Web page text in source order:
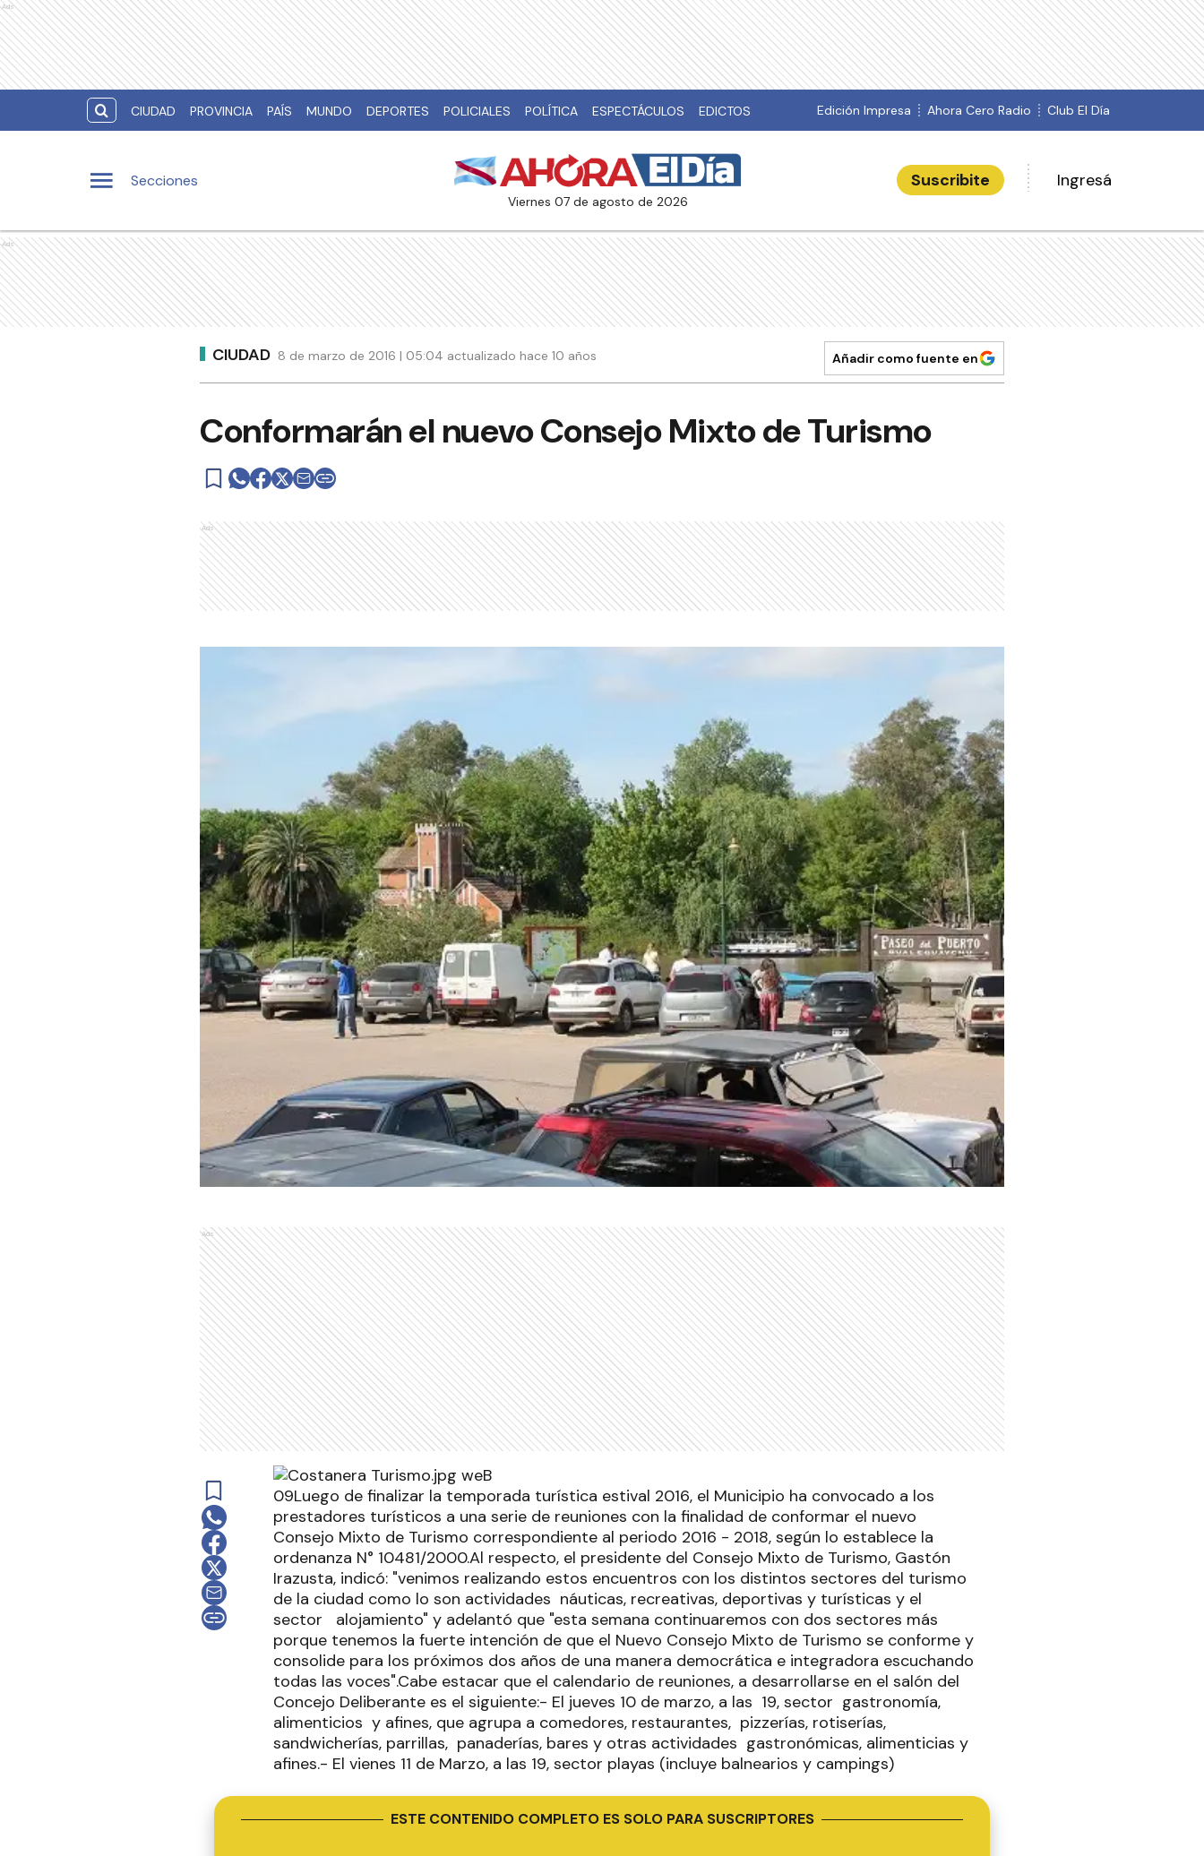
Ads
CIUDAD PROVINCIA PAÍS MUNDO DEPORTES POLICIALES POLÍTICA ESPECTÁCULOS EDICTOS Edición Impresa Ahora Cero Radio Club El Día
Secciones
viernes 07 de agosto de 2026
Suscribite Ingresá
Ads
CIUDAD 8 de marzo de 2016 | 05:04 actualizado hace 10 años Añadir como fuente en
Conformarán el nuevo Consejo Mixto de Turismo
Ads
Ads
09Luego de finalizar la temporada turística estival 2016, el Municipio ha convocado a los
prestadores turísticos a una serie de reuniones con la finalidad de conformar el nuevo
Consejo Mixto de Turismo correspondiente al periodo 2016 - 2018, según lo establece la
ordenanza N° 10481/2000.Al respecto, el presidente del Consejo Mixto de Turismo, Gastón
Irazusta, indicó: "venimos realizando estos encuentros con los distintos sectores del turismo
de la ciudad como lo son actividades náuticas, recreativas, deportivas y turísticas y el
sector alojamiento" y adelantó que "esta semana continuaremos con dos sectores más
porque tenemos la fuerte intención de que el Nuevo Consejo Mixto de Turismo se conforme y
consolide para los próximos dos años de una manera democrática e integradora escuchando
todas las voces".Cabe estacar que el calendario de reuniones, a desarrollarse en el salón del
Concejo Deliberante es el siguiente:- El jueves 10 de marzo, a las 19, sector gastronomía,
alimenticios y afines, que agrupa a comedores, restaurantes, pizzerías, rotiserías,
sandwicherías, parrillas, panaderías, bares y otras actividades gastronómicas, alimenticias y
afines.- El vienes 11 de Marzo, a las 19, sector playas (incluye balnearios y campings)
ESTE CONTENIDO COMPLETO ES SOLO PARA SUSCRIPTORES